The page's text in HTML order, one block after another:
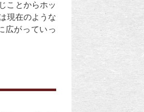
ことからホッ
現在のような
広がっていっ